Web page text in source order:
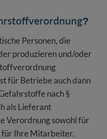
Personen, die
produzieren und/oder
für Betriebe auch dann
nach §
als Lieferant
Verordnung sowohl für
für Ihre Mitarbeiter.